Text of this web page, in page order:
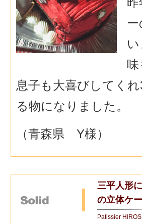
息子も大喜びしてく
る物になりました。
（青森県 Y様）
三平人形
の立体ケ
Patissier